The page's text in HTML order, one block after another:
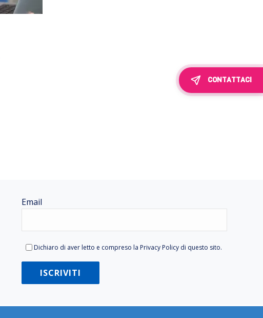
Email
Dichiaro di aver letto e compreso la Privacy Policydi questo sito.
CONTATTACI